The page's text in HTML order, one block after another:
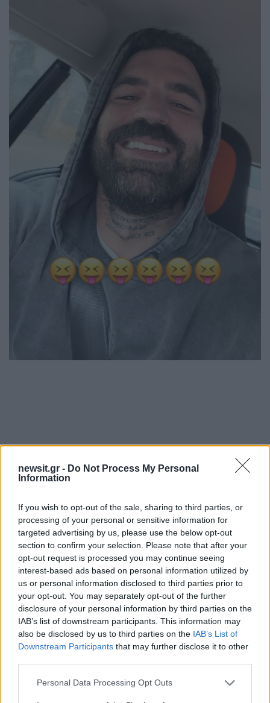
newsit.gr - Do Not Process My Personal
Information
If you wish to opt-out of the sale, sharing to third parties, or
processing of your personal or sensitive information for
targeted advertising by us, please use the below opt-out
section to confirm your selection. Please note that after your
opt-out request is processed you may continue seeing
interest-based ads based on personal information utilized by
us or personal information disclosed to third parties prior to
your opt-out. You may separately opt-out of the further
disclosure of your personal information by third parties on the
IAB’s list of downstream participants. This information may
also be disclosed by us to third parties on the IAB’s List of
Downstream Participants that may further disclose it to other
Please note that this website/app uses one or more Google
Personal Data Processing Opt Outs
Τι είχε δηλώσει ο Αλεξάνδρου για
τον Βασάλο
Πριν από λίγο καιρό, ο Δημήτρης Αλεξάνδρου
είχε εκφράσει την ενόχλησή του που ο
Κωνσταντίνος Βασάλος σχολιάζει τη σχέση του
με τη Ρία Ελληνίδου.